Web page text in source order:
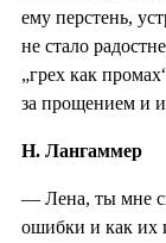
ему перстень,
не стало
„грех как
за прощением и
Н. Лангаммер
— Лена, ты мне
ошибки и как их